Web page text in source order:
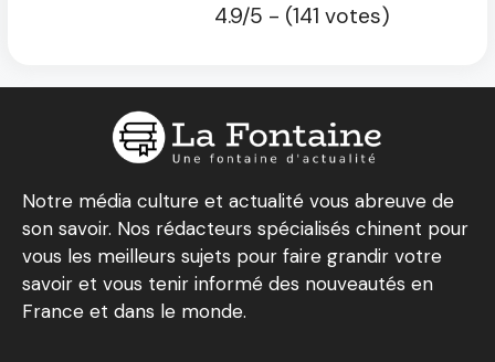
4.9/5 - (141 votes)
Notre média culture et actualité vous abreuve de
son savoir. Nos rédacteurs spécialisés chinent pour
vous les meilleurs sujets pour faire grandir votre
savoir et vous tenir informé des nouveautés en
France et dans le monde.